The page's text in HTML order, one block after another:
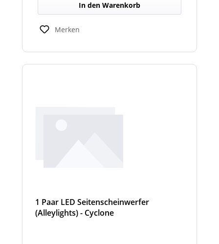
In den Warenkorb
Merken
1 Paar LED Seitenscheinwerfer
(Alleylights) - Cyclone